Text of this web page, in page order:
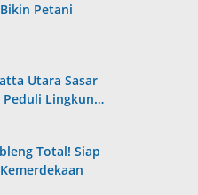
Petani
Utara Sasar
Peduli Lingkun…
Total! Siap